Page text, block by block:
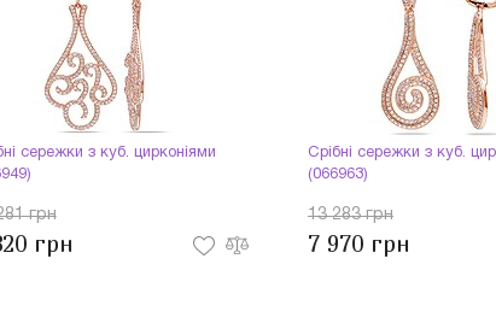
сережки з куб. цирконіями
грн
грн
Срібні сережки з куб.
(066963)
13 283 грн
7 970 грн